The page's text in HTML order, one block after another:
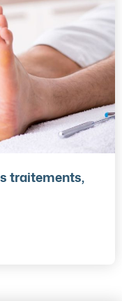
traitements,